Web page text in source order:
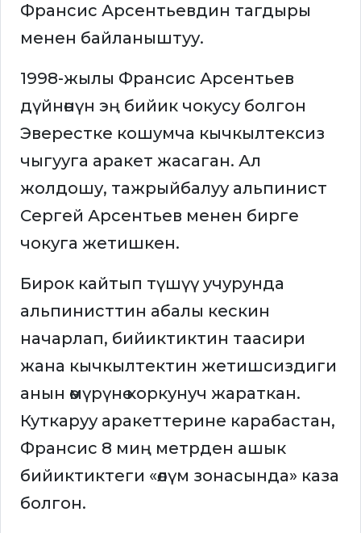
Франсис Арсентьевдин тагдыры
менен байланыштуу.
1998-жылы Франсис Арсентьев
дүйнөнүн эң бийик чокусу болгон
Эверестке кошумча кычкылтексиз
чыгууга аракет жасаган. Ал
жолдошу, тажрыйбалуу альпинист
Сергей Арсентьев менен бирге
чокуга жетишкен.
Бирок кайтып түшүү учурунда
альпинисттин абалы кескин
начарлап, бийиктиктин таасири
жана кычкылтектин жетишсиздиги
анын өмүрүнө коркунуч жараткан.
Куткаруу аракеттерине карабастан,
Франсис 8 миң метрден ашык
бийиктиктеги «өлүм зонасында» каза
болгон.